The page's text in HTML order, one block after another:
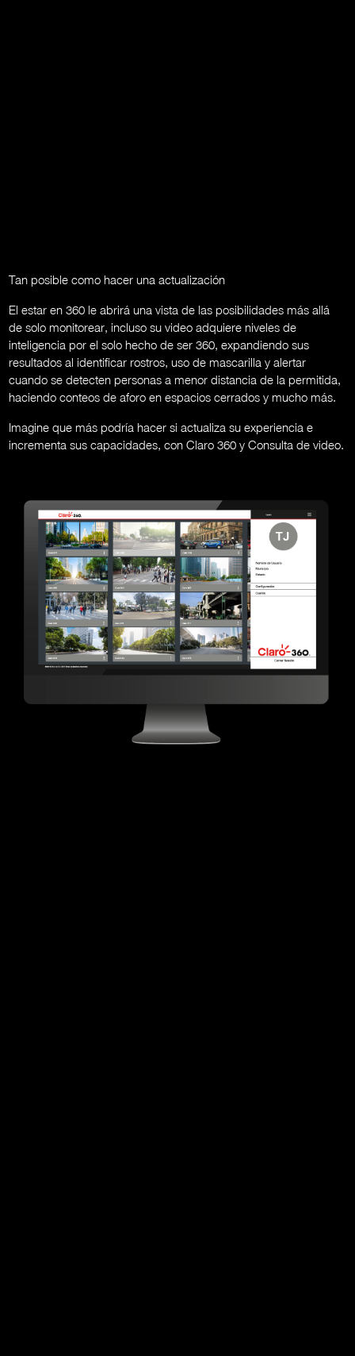
Tan posible como hacer una actualización
El estar en 360 le abrirá una vista de las posibilidades más allá
de solo monitorear, incluso su video adquiere niveles de
inteligencia por el solo hecho de ser 360, expandiendo sus
resultados al identificar rostros, uso de mascarilla y alertar
cuando se detecten personas a menor distancia de la permitida,
haciendo conteos de aforo en espacios cerrados y mucho más.
Imagine que más podría hacer si actualiza su experiencia e
incrementa sus capacidades, con Claro 360 y Consulta de video.